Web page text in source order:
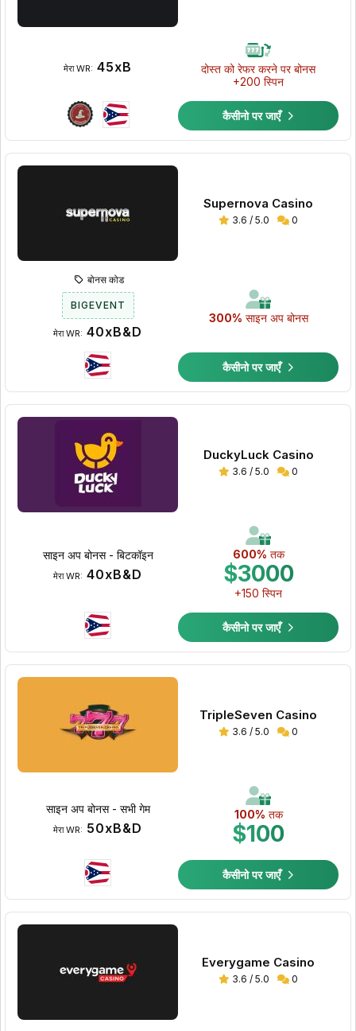
दोस्त को रेफर करने पर बोनस
+200 स्पिन
मेरा WR: 45xB
कैसीनो पर जाएँ
Supernova Casino
3.6 / 5.0 0
300% साइन अप बोनस
बोनस कोड
BIGEVENT
मेरा WR: 40xB&D
कैसीनो पर जाएँ
DuckyLuck Casino
3.6 / 5.0 0
600% तक
$3000
+150 स्पिन
साइन अप बोनस - बिटकॉइन
मेरा WR: 40xB&D
कैसीनो पर जाएँ
TripleSeven Casino
3.6 / 5.0 0
100% तक
$100
साइन अप बोनस - सभी गेम
मेरा WR: 50xB&D
कैसीनो पर जाएँ
Everygame Casino
3.6 / 5.0 0